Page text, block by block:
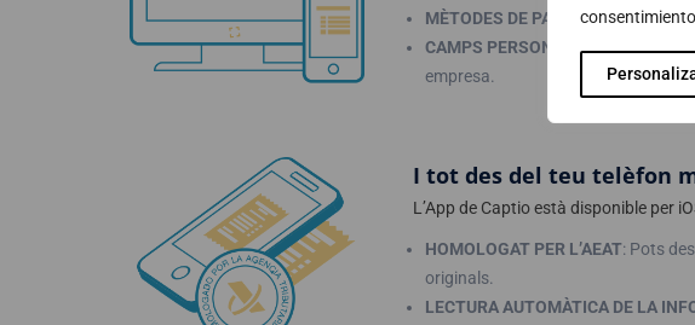
MÈTODES DE PAGAMENT: Inclou
CAMPS PERSONALITZABLES:
empresa.
I tot des del teu telèfon
L’App de Captio està disponible per
HOMOLOGAT PER L’AEAT: Pots
originals.
LECTURA AUTOMÀTICA DE LA